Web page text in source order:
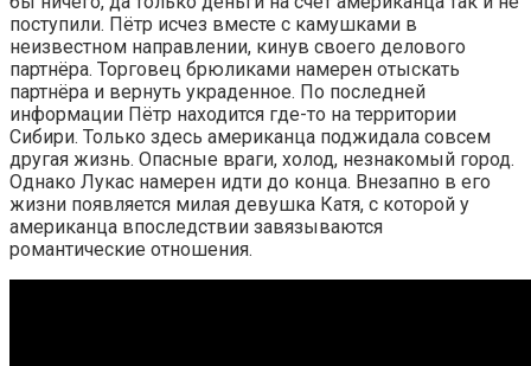
поступили. Пётр исчез вместе с камушками в
неизвестном направлении, кинув своего делового
партнёра. Торговец брюликами намерен отыскать
партнёра и вернуть украденное. По последней
информации Пётр находится где-то на территории
Сибири. Только здесь американца поджидала совсем
другая жизнь. Опасные враги, холод, незнакомый город.
Однако Лукас намерен идти до конца. Внезапно в его
жизни появляется милая девушка Катя, с которой у
американца впоследствии завязываются
романтические отношения.